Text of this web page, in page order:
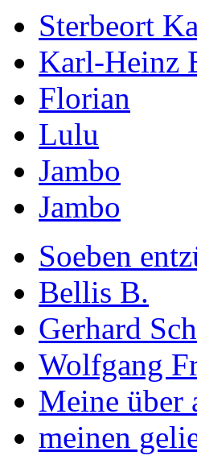
Sterbeort
Karl-Heinz
Florian
Lulu
Jambo
Jambo
Soeben
Bellis B.
Gerhard
Wolfgang
Meine über
meinen